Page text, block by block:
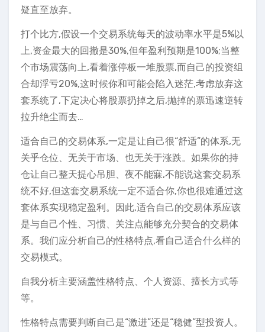
疑直至放弃。
打个比方,假设一个交易系统每天的波动率水平是5%以
上,资金最大的回撤是30%,但年盈利预期是100%;当整
个市场震荡向上,看着涨停板一堆股票,而自己的投资组
合却浮亏20%,这时候你和可能会陷入迷茫,考虑放弃这
套系统了,下定决心将股票扔掉之后,抛掉的票迅速逆转
拉升绝尘而去…
适合自己的交易体系,一定是让自己很“舒适”的体系,无
关乎仓位、无关于市场、也无关于涨跌。如果你的持
仓让自己整天提心吊胆、夜不能寐,不能说这套交易系
统不好,但这套交易系统一定不适合你,你也很难通过这
套体系实现稳定盈利。因此,适合自己的交易体系应该
是与自己个性、习惯、关注点能够充分契合的交易体
系。我们应分析自己的性格特点,看自己适合什么样的
交易模式。
自我分析主要涵盖性格特点、个人资源、擅长方式等
等。
性格特点需要判断自己是“激进”还是“稳健”型投资人。